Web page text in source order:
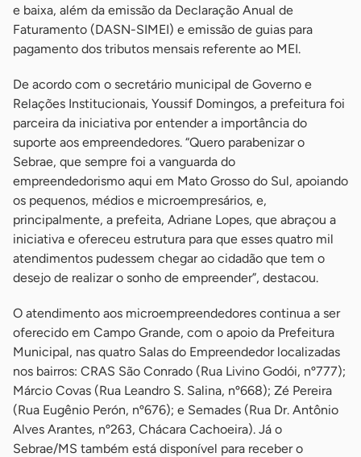
e baixa, além da emissão da Declaração Anual de
Faturamento (DASN-SIMEI) e emissão de guias para
pagamento dos tributos mensais referente ao MEI.
De acordo com o secretário municipal de Governo e
Relações Institucionais, Youssif Domingos, a prefeitura foi
parceira da iniciativa por entender a importância do
suporte aos empreendedores. “Quero parabenizar o
Sebrae, que sempre foi a vanguarda do
empreendedorismo aqui em Mato Grosso do Sul, apoiando
os pequenos, médios e microempresários, e,
principalmente, a prefeita, Adriane Lopes, que abraçou a
iniciativa e ofereceu estrutura para que esses quatro mil
atendimentos pudessem chegar ao cidadão que tem o
desejo de realizar o sonho de empreender”, destacou.
O atendimento aos microempreendedores continua a ser
oferecido em Campo Grande, com o apoio da Prefeitura
Municipal, nas quatro Salas do Empreendedor localizadas
nos bairros: CRAS São Conrado (Rua Livino Godói, nº777);
Márcio Covas (Rua Leandro S. Salina, nº668); Zé Pereira
(Rua Eugênio Perón, nº676); e Semades (Rua Dr. Antônio
Alves Arantes, nº263, Chácara Cachoeira). Já o
Sebrae/MS também está disponível para receber o